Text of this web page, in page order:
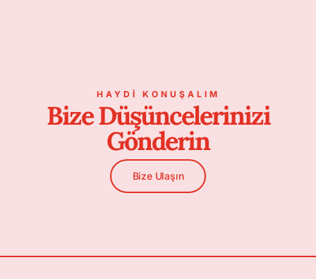
HAYDI KONUŞALIM
Bize Düşüncelerinizi
Gönderin
Bize Ulaşın